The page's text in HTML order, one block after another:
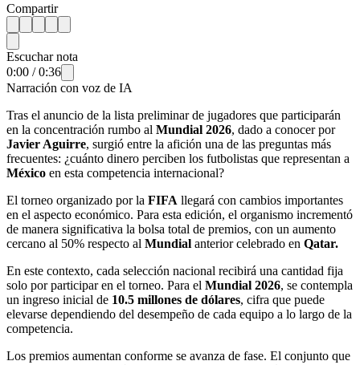
Compartir
Escuchar nota
0:00 /0:36
Narración con voz de IA
Tras el anuncio de la lista preliminar de jugadores que participarán
en la concentración rumbo al Mundial 2026, dado a conocer por
Javier Aguirre, surgió entre la afición una de las preguntas más
frecuentes: ¿cuánto dinero perciben los futbolistas que representan a
México en esta competencia internacional?
El torneo organizado por la FIFA llegará con cambios importantes
en el aspecto económico. Para esta edición, el organismo incrementó
de manera significativa la bolsa total de premios, con un aumento
cercano al 50% respecto al Mundial anterior celebrado en Qatar.
En este contexto, cada selección nacional recibirá una cantidad fija
solo por participar en el torneo. Para el Mundial 2026, se contempla
un ingreso inicial de 10.5 millones de dólares, cifra que puede
elevarse dependiendo del desempeño de cada equipo a lo largo de la
competencia.
Los premios aumentan conforme se avanza de fase. El conjunto que